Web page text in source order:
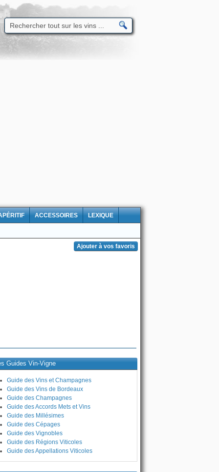
ACCESSOIRES LEXIQUE
Guides Vin-Vigne
Guide des Vins et Champagnes
Guide des Vins de Bordeaux
Guide des Champagnes
Guide des Accords Mets et Vins
Guide des Millésimes
Guide des Cépages
Guide des Vignobles
Guide des Régions Viticoles
Guide des Appellations Viticoles